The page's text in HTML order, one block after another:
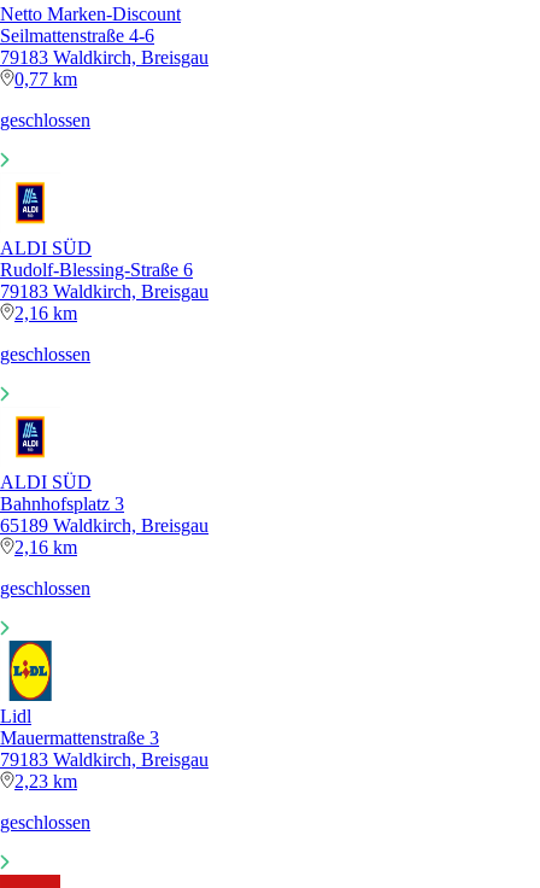
Netto Marken-Discount
Seilmattenstraße 4-6
79183 Waldkirch, Breisgau
0,77 km
geschlossen
ALDI SÜD
Rudolf-Blessing-Straße 6
79183 Waldkirch, Breisgau
2,16 km
geschlossen
ALDI SÜD
Bahnhofsplatz 3
65189 Waldkirch, Breisgau
2,16 km
geschlossen
Lidl
Mauermattenstraße 3
79183 Waldkirch, Breisgau
2,23 km
geschlossen